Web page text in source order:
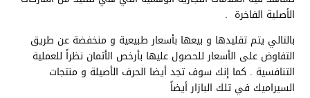
الأصلية الفاخرة .
بالتالي يتم تقليدها و بيعها بأسعار طبيعية و منخفضة عن طريق
التفاوض على الأسعار للحصول عليها بأرخص الأثمان نظراً للعملية
التنافسية . كما إنك سوف تجد أيضا الحرف الأصيلة و منتجات
السيراميك في تلك البازار أيضاً